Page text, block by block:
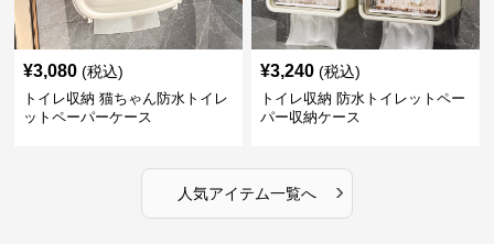
¥3,080 (税込)
トイレ収納 猫ちゃん防水トイレ
ットペーパーケース
¥3,240 (税込)
トイレ収納 防水トイレットペー
パー収納ケース
人気アイテム一覧へ ›